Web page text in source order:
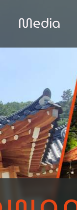
Media